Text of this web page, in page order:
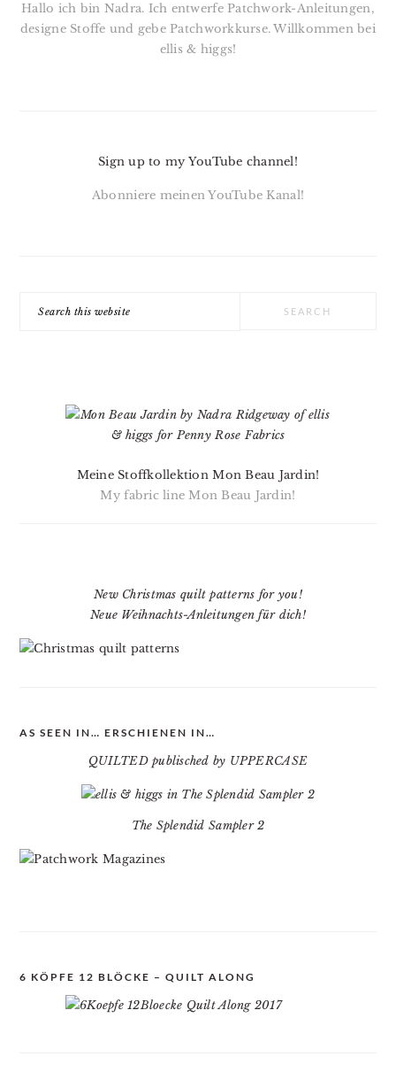
Hallo ich bin Nadra. Ich entwerfe Patchwork-Anleitungen,
designe Stoffe und gebe Patchworkkurse. Willkommen bei
ellis & higgs!
Sign up to my YouTube channel!
Abonniere meinen YouTube Kanal!
Meine Stoffkollektion Mon Beau Jardin!
My fabric line Mon Beau Jardin!
New Christmas quilt patterns for you!
Neue Weihnachts-Anleitungen für dich!
AS SEEN IN… ERSCHIENEN IN…
QUILTED publisched by UPPERCASE
The Splendid Sampler 2
6 KÖPFE 12 BLÖCKE – QUILT ALONG